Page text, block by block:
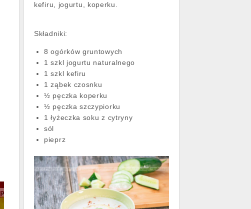
kefiru, jogurtu, koperku.
Składniki:
8 ogórków gruntowych
1 szkl jogurtu naturalnego
1 szkl kefiru
1 ząbek czosnku
½ pęczka koperku
½ pęczka szczypiorku
1 łyżeczka soku z cytryny
sól
pieprz